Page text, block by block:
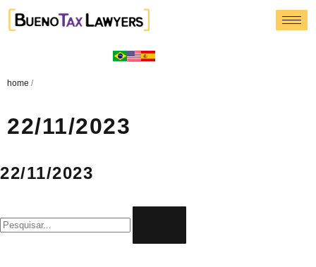
home /
22/11/2023
22/11/2023